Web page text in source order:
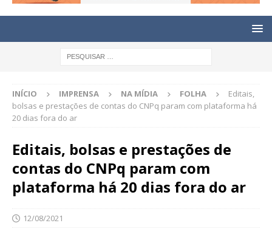
INÍCIO IMPRENSA NA MÍDIA FOLHA
Editais,
bolsas e prestações de contas do CNPq param com plataforma há
20 dias fora do ar
Editais, bolsas e prestações de
contas do CNPq param com
plataforma há 20 dias fora do ar
12/08/2021